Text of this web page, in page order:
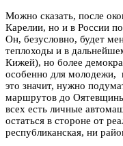
Можно сказать, после
Карелии, но и в России
Он, безусловно, будет
теплоходы и в
Кижей), но более
особенно для молодежи,
это значит, нужно
маршрутов до
всех есть личные
остаться в стороне от
республиканская, ни